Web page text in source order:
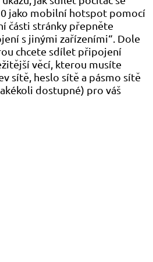
jako mobilní hotspot pomocí
části stránky přepněte
s jinými zařízeními“. Dole
chcete sdílet připojení
věcí, kterou musíte
sítě, heslo sítě a pásmo sítě
dostupné) pro váš